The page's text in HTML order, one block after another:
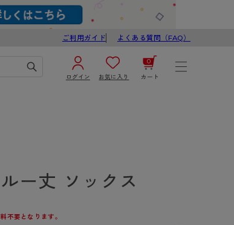
ご利用ガイド よくある質問（FAQ）
ログイン お気に入り カート
0
ー丈 ソックス
不要となります。